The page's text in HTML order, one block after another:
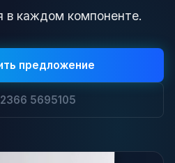
в каждом компоненте.
предложение
5695105